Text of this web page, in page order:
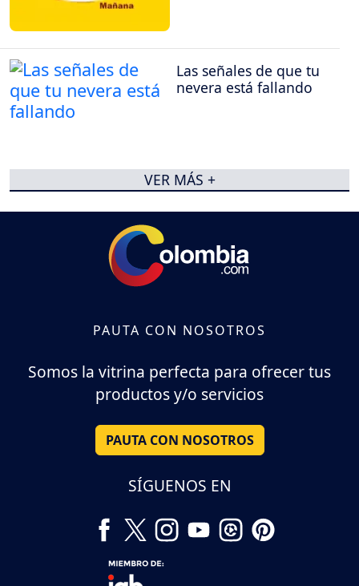
Las señales de que tu
nevera está fallando
VER MÁS +
PAUTA CON NOSOTROS
Somos la vitrina perfecta para ofrecer tus
productos y/o servicios
PAUTA CON NOSOTROS
SÍGUENOS EN